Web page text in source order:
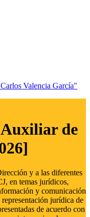
Valencia García"
de
y a las diferentes
en temas jurídicos,
y comunicación
jurídica de
de acuerdo con